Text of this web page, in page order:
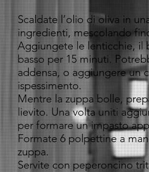
Scaldate l’olio di oliva in
ingredienti, mescolando
Aggiungete le lenticchie, il
basso per 15 minuti.
addensa, o aggiungere un
ispessimento.
Mentre la zuppa bolle,
lievito. Una volta uniti
per formare un impasto
Formate 6 polpettine a
zuppa.
Servite con peperoncino